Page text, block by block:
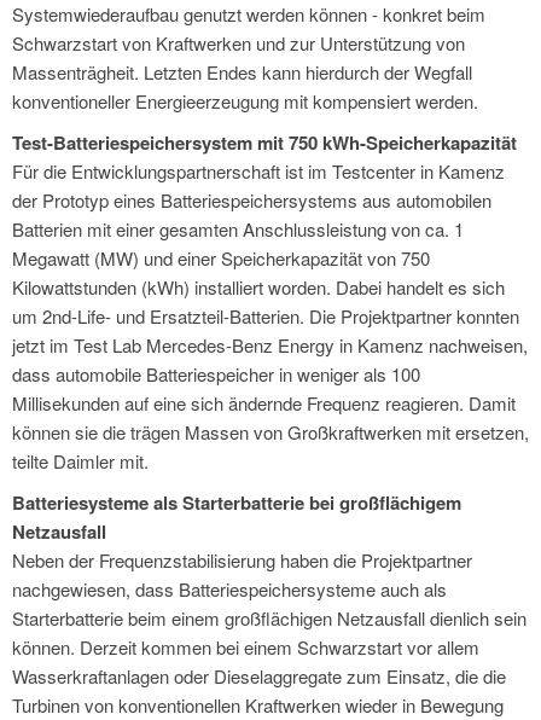
Systemwiederaufbau genutzt werden können - konkret beim
Schwarzstart von Kraftwerken und zur Unterstützung von
Massenträgheit. Letzten Endes kann hierdurch der Wegfall
konventioneller Energieerzeugung mit kompensiert werden.
Test-Batteriespeichersystem mit 750 kWh-Speicherkapazität
Für die Entwicklungspartnerschaft ist im Testcenter in Kamenz
der Prototyp eines Batteriespeichersystems aus automobilen
Batterien mit einer gesamten Anschlussleistung von ca. 1
Megawatt (MW) und einer Speicherkapazität von 750
Kilowattstunden (kWh) installiert worden. Dabei handelt es sich
um 2nd-Life- und Ersatzteil-Batterien. Die Projektpartner konnten
jetzt im Test Lab Mercedes-Benz Energy in Kamenz nachweisen,
dass automobile Batteriespeicher in weniger als 100
Millisekunden auf eine sich ändernde Frequenz reagieren. Damit
können sie die trägen Massen von Großkraftwerken mit ersetzen,
teilte Daimler mit.
Batteriesysteme als Starterbatterie bei großflächigem
Netzausfall
Neben der Frequenzstabilisierung haben die Projektpartner
nachgewiesen, dass Batteriespeichersysteme auch als
Starterbatterie beim einem großflächigen Netzausfall dienlich sein
können. Derzeit kommen bei einem Schwarzstart vor allem
Wasserkraftanlagen oder Dieselaggregate zum Einsatz, die die
Turbinen von konventionellen Kraftwerken wieder in Bewegung